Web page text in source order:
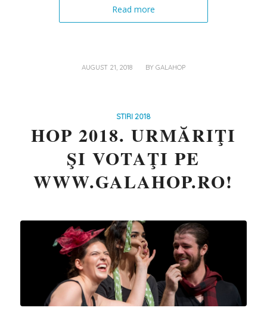
Read more
AUGUST 21, 2018
/ BY GALAHOP
STIRI 2018
HOP 2018. URMĂRIŢI
ŞI VOTAŢI PE
WWW.GALAHOP.RO!